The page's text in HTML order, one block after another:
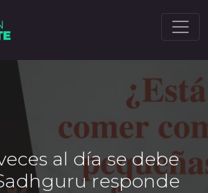
al día se debe
responde